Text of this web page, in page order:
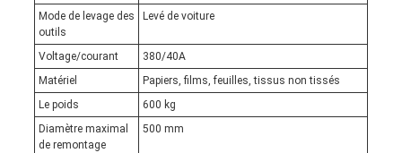
Mode de levage des
outils
Levé de voiture
Voltage/courant
380/40A
Matériel
Papiers, films, feuilles, tissus non tissés
Le poids
600 kg
Diamètre maximal
de remontage
500 mm